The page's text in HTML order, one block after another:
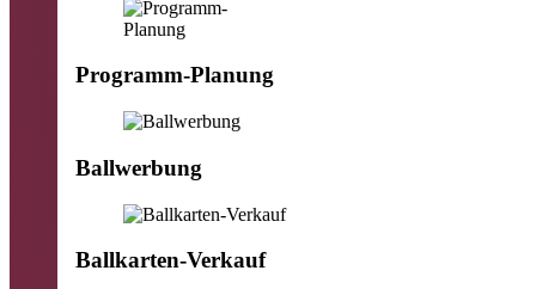
Programm-Planung
Ballwerbung
Ballkarten-Verkauf